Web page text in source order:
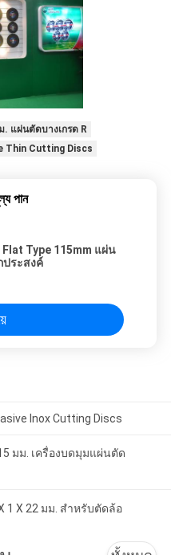
แผ่นตัดบางเกรด R
Thin Cutting Discs
পান
Type 115mm แผ่น
ประสงค์
Inox Cutting Discs
มม. เครื่องบดมุมแผ่นตัด
1 X 22 มม. สำหรับตัดล้อ